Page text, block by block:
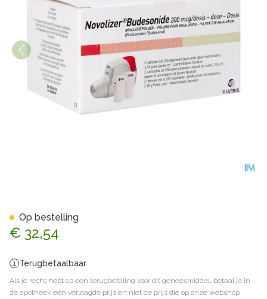
€ 32,54
Terugbetaalbaar
Als je recht hebt op een terugbetaling voor dit geneesmiddel, betaal je in
de apotheek een verlaagde prijs en niet de prijs die op onze webshop
Op bestelling